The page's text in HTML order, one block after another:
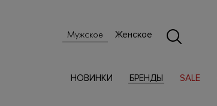
Мужское Женское
НОВИНКИ БРЕНДЫ SALE